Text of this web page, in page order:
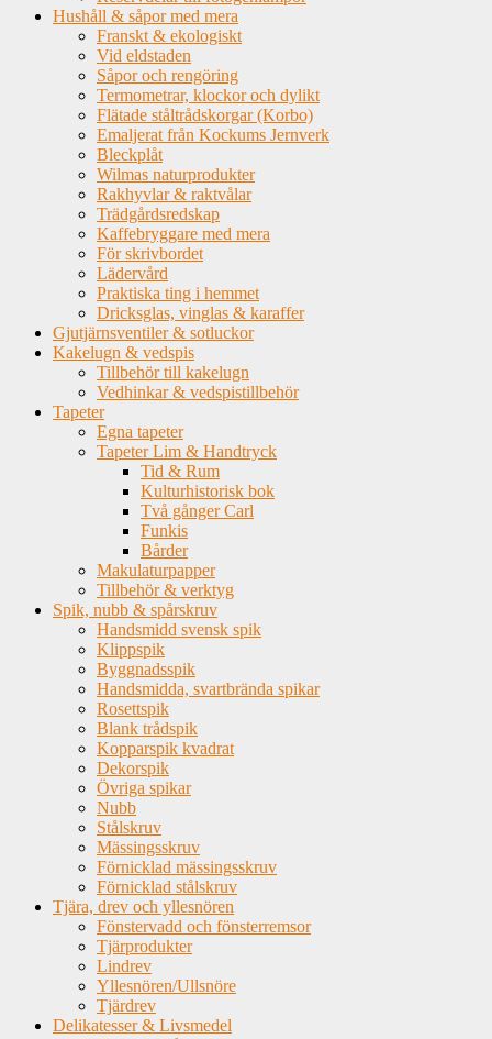
Hushåll & såpor med mera
Franskt & ekologiskt
Vid eldstaden
Såpor och rengöring
Termometrar, klockor och dylikt
Flätade ståltrådskorgar (Korbo)
Emaljerat från Kockums Jernverk
Bleckplåt
Wilmas naturprodukter
Rakhyvlar & raktvålar
Trädgårdsredskap
Kaffebryggare med mera
För skrivbordet
Lädervård
Praktiska ting i hemmet
Dricksglas, vinglas & karaffer
Gjutjärnsventiler & sotluckor
Kakelugn & vedspis
Tillbehör till kakelugn
Vedhinkar & vedspistillbehör
Tapeter
Egna tapeter
Tapeter Lim & Handtryck
Tid & Rum
Kulturhistorisk bok
Två gånger Carl
Funkis
Bårder
Makulaturpapper
Tillbehör & verktyg
Spik, nubb & spårskruv
Handsmidd svensk spik
Klippspik
Byggnadsspik
Handsmidda, svartbrända spikar
Rosettspik
Blank trådspik
Kopparspik kvadrat
Dekorspik
Övriga spikar
Nubb
Stålskruv
Mässingsskruv
Förnicklad mässingsskruv
Förnicklad stålskruv
Tjära, drev och yllesnören
Fönstervadd och fönsterremsor
Tjärprodukter
Lindrev
Yllesnören/Ullsnöre
Tjärdrev
Delikatesser & Livsmedel